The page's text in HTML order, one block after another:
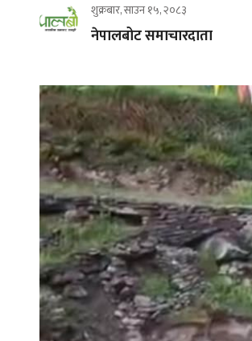
शुक्रबार, साउन १५, २०८३
नेपालबोट समाचारदाता